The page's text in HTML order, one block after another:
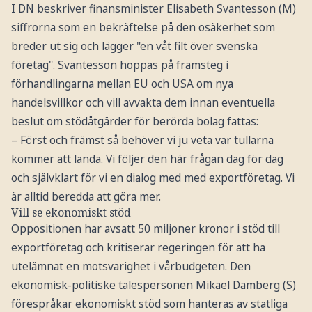
I DN beskriver finansminister Elisabeth Svantesson (M)
siffrorna som en bekräftelse på den osäkerhet som
breder ut sig och lägger "en våt filt över svenska
företag". Svantesson hoppas på framsteg i
förhandlingarna mellan EU och USA om nya
handelsvillkor och vill avvakta dem innan eventuella
beslut om stödåtgärder för berörda bolag fattas:
– Först och främst så behöver vi ju veta var tullarna
kommer att landa. Vi följer den här frågan dag för dag
och självklart för vi en dialog med med exportföretag. Vi
är alltid beredda att göra mer.
Vill se ekonomiskt stöd
Oppositionen har avsatt 50 miljoner kronor i stöd till
exportföretag och kritiserar regeringen för att ha
utelämnat en motsvarighet i vårbudgeten. Den
ekonomisk-politiske talespersonen Mikael Damberg (S)
förespråkar ekonomiskt stöd som hanteras av statliga